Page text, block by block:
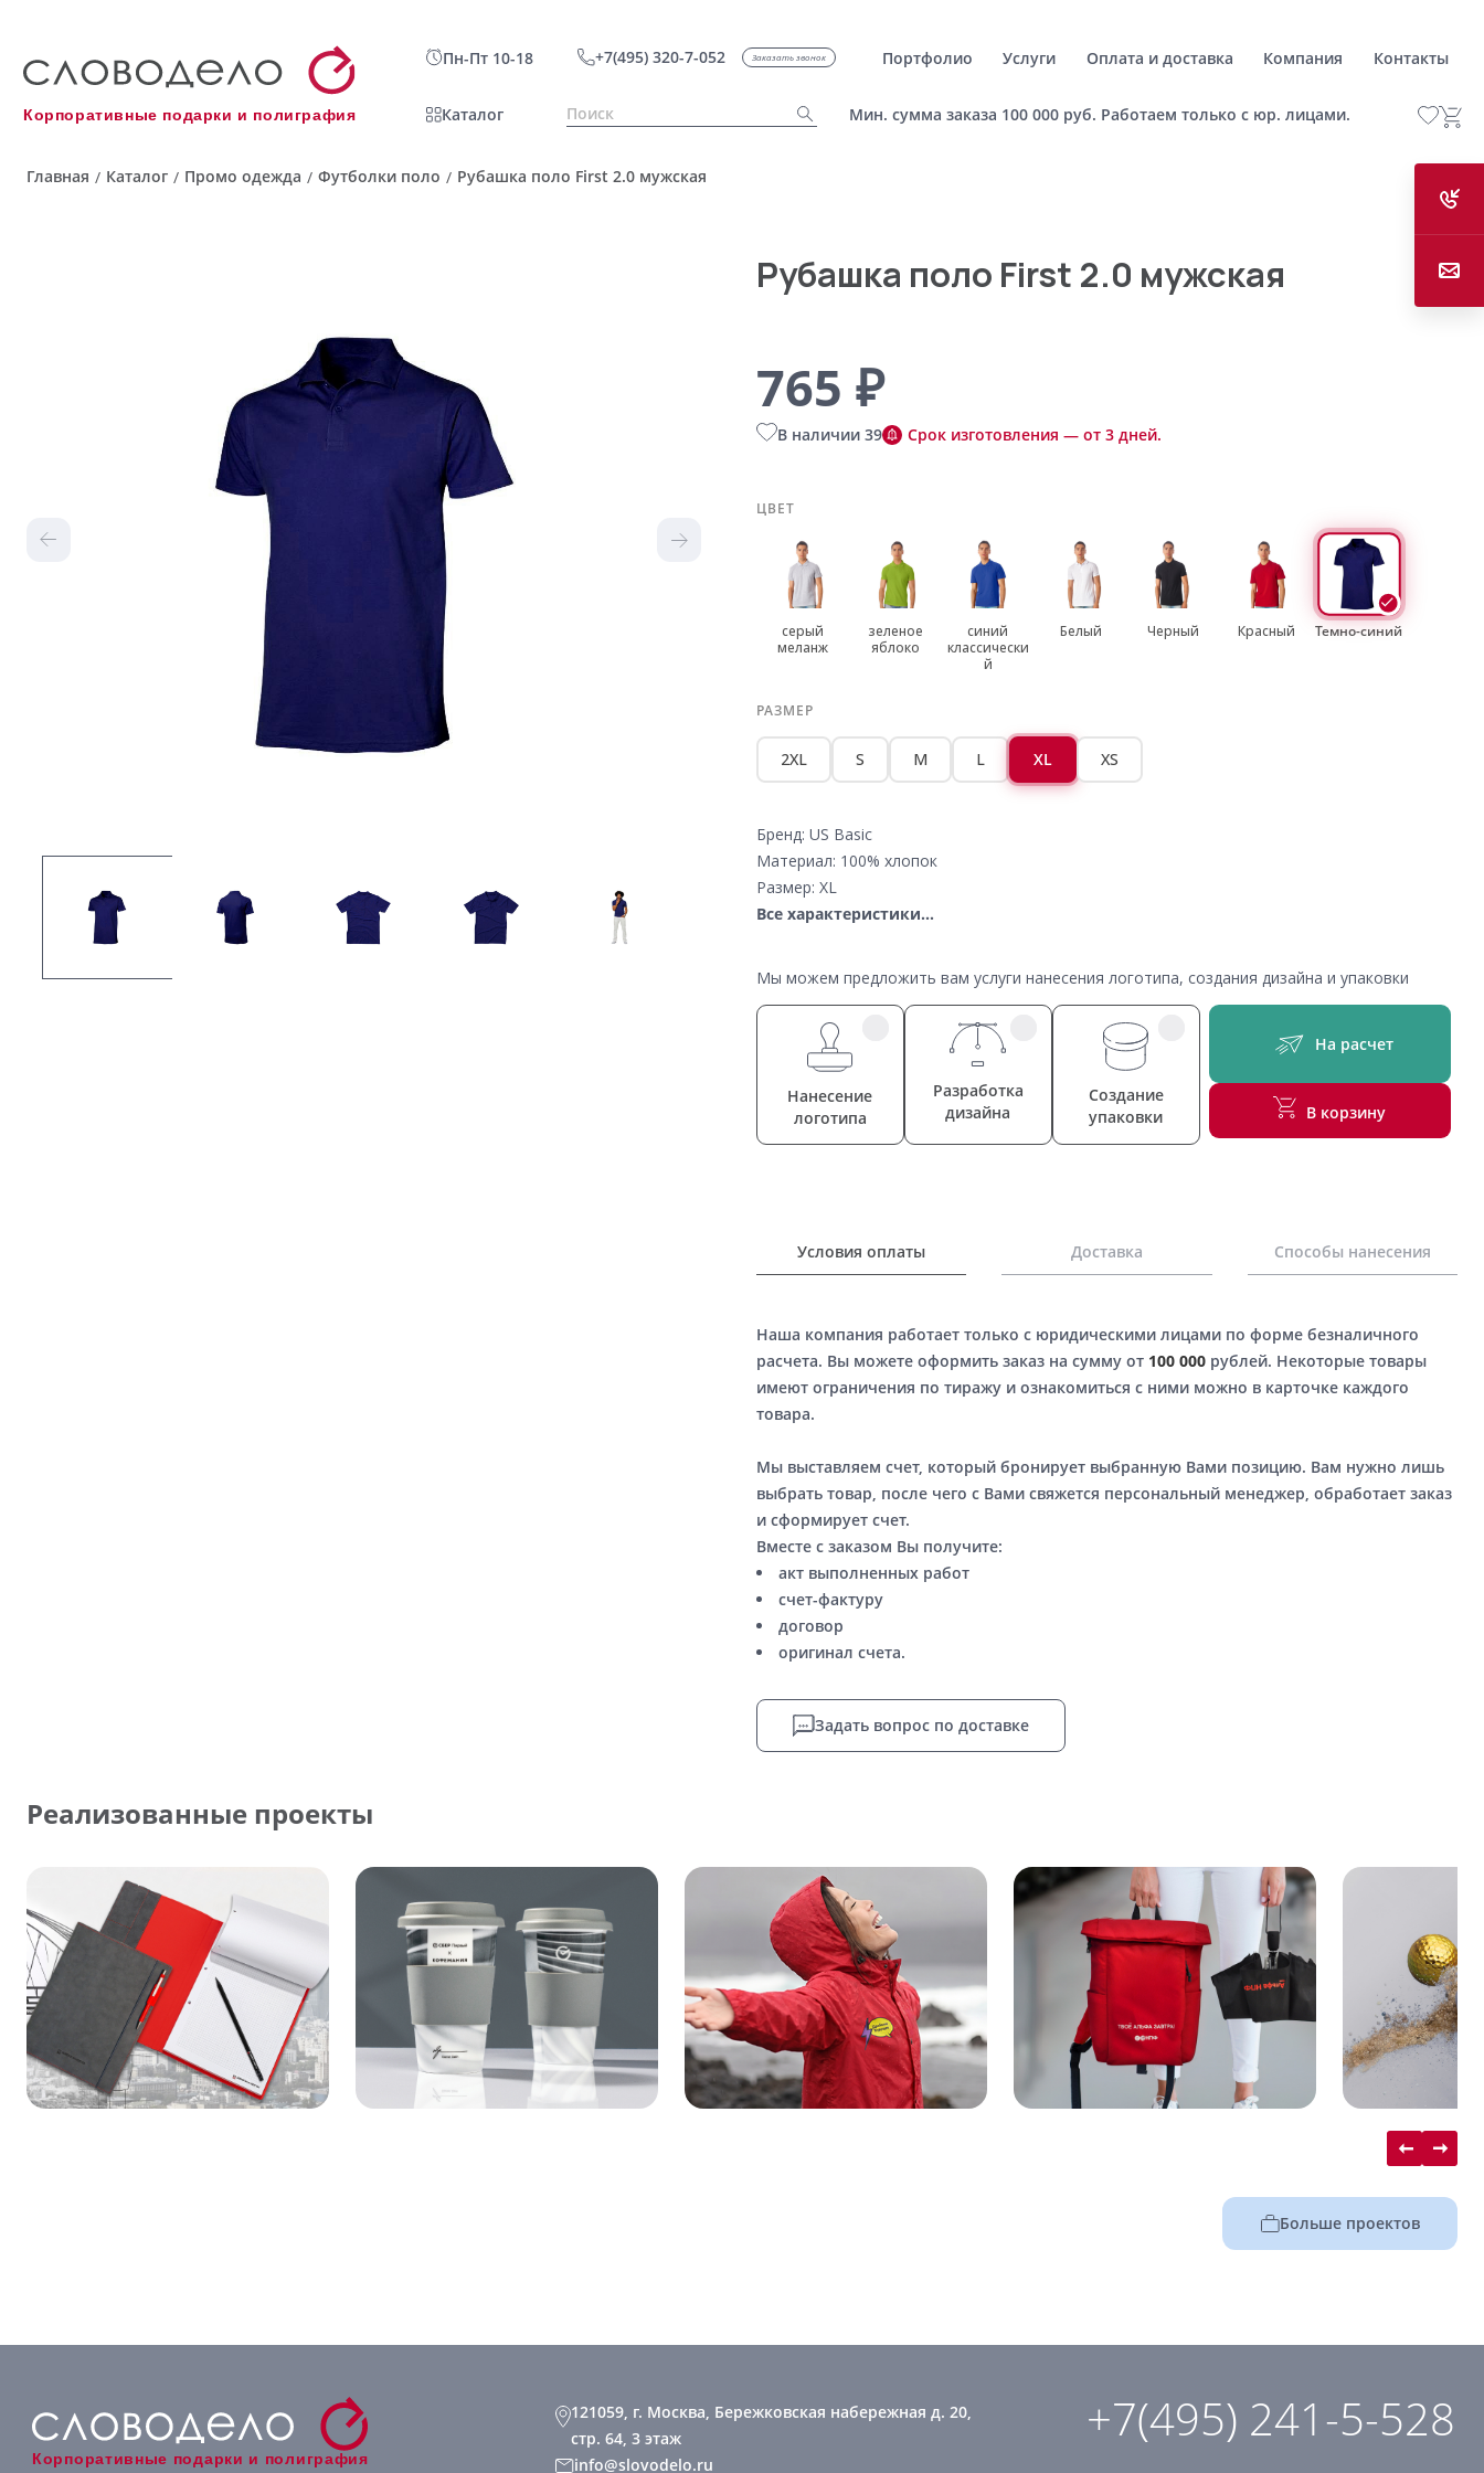
Корпоративные подарки и полиграфия
Пн-Пт 10-18 +7(495) 320-7-052 Заказать звонок Портфолио Услуги Оплата и доставка Компания Контакты
Каталог Мин. сумма заказа 100 000 руб. Работаем только с юр. лицами.
Главная / Каталог / Промо одежда / Футболки поло / Рубашка поло First 2.0 мужская
Рубашка поло First 2.0 мужская
765 ₽
В наличии 39 Срок изготовления — от 3 дней.
ЦВЕТ
серый
меланж
зеленое
яблоко
синий
классически
й
Белый Черный Красный Темно-синий
РАЗМЕР
2XL S M L XL XS
Бренд: US Basic
Материал: 100% хлопок
Размер: XL
Все характеристики...
Мы можем предложить вам услуги нанесения логотипа, создания дизайна и упаковки
Нанесение
логотипа
Разработка
дизайна
Создание
упаковки
На расчет
В корзину
Условия оплаты Доставка Способы нанесения
Наша компания работает только с юридическими лицами по форме безналичного
расчета. Вы можете оформить заказ на сумму от 100 000рублей. Некоторые товары
имеют ограничения по тиражу и ознакомиться с ними можно в карточке каждого
товара.
Мы выставляем счет, который бронирует выбранную Вами позицию. Вам нужно лишь
выбрать товар, после чего с Вами свяжется персональный менеджер, обработает заказ
и сформирует счет.
Вместе с заказом Вы получите:
акт выполненных работ
счет-фактуру
договор
оригинал счета.
Задать вопрос по доставке
Реализованные проекты
Больше проектов
Корпоративные подарки и полиграфия
121059, г. Москва, Бережковская набережная д. 20,
стр. 64, 3 этаж
info@slovodelo.ru
+7(495) 241-5-528